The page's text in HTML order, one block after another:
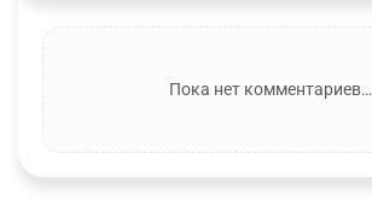
Пока нет комментариев…